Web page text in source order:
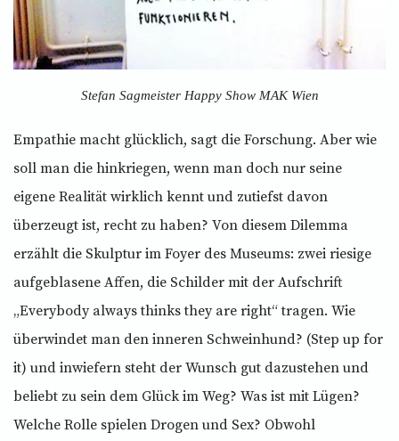
Stefan Sagmeister Happy Show MAK Wien
Empathie macht glücklich, sagt die Forschung. Aber wie
soll man die hinkriegen, wenn man doch nur seine
eigene Realität wirklich kennt und zutiefst davon
überzeugt ist, recht zu haben? Von diesem Dilemma
erzählt die Skulptur im Foyer des Museums: zwei riesige
aufgeblasene Affen, die Schilder mit der Aufschrift
„Everybody always thinks they are right“ tragen. Wie
überwindet man den inneren Schweinhund? (Step up for
it) und inwiefern steht der Wunsch gut dazustehen und
beliebt zu sein dem Glück im Weg? Was ist mit Lügen?
Welche Rolle spielen Drogen und Sex? Obwohl